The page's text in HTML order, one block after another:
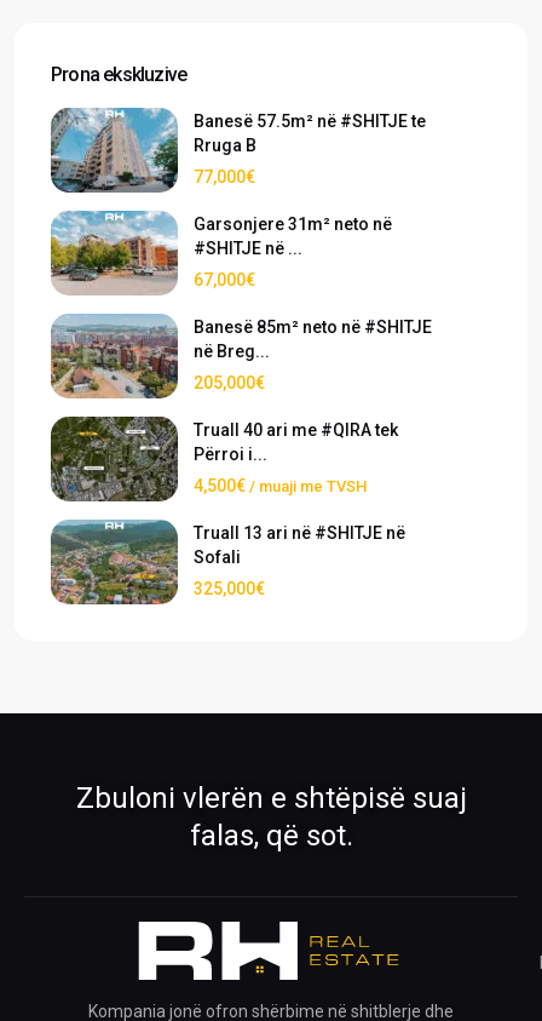
Prona ekskluzive
Banesë 57.5m² në #SHITJE te
Rruga B
77,000€
Garsonjere 31m² neto në
#SHITJE në ...
67,000€
Banesë 85m² neto në #SHITJE
në Breg...
205,000€
Truall 40 ari me #QIRA tek
Përroi i...
4,500€ / muaji me TVSH
Truall 13 ari në #SHITJE në
Sofali
325,000€
Zbuloni vlerën e shtëpisë suaj
falas, që sot.
Kompania jonë ofron shërbime në shitblerje dhe
Estate
Mëso më shumë për ekipin tonë
Kontakti
Na kontaktoni për çdo pyetje
Krijo kërkesë